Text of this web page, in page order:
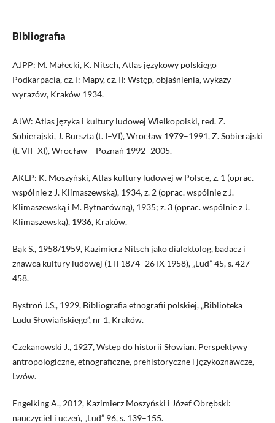
Bibliografia
AJPP: M. Małecki, K. Nitsch, Atlas językowy polskiego
Podkarpacia, cz. I: Mapy, cz. II: Wstęp, objaśnienia, wykazy
wyrazów, Kraków 1934.
AJW: Atlas języka i kultury ludowej Wielkopolski, red. Z.
Sobierajski, J. Burszta (t. I–VI), Wrocław 1979–1991, Z. Sobierajski
(t. VII–XI), Wrocław – Poznań 1992–2005.
AKLP: K. Moszyński, Atlas kultury ludowej w Polsce, z. 1 (oprac.
wspólnie z J. Klimaszewską), 1934, z. 2 (oprac. wspólnie z J.
Klimaszewską i M. Bytnarówną), 1935; z. 3 (oprac. wspólnie z J.
Klimaszewską), 1936, Kraków.
Bąk S., 1958/1959, Kazimierz Nitsch jako dialektolog, badacz i
znawca kultury ludowej (1 II 1874–26 IX 1958), „Lud” 45, s. 427–
458.
Bystroń J.S., 1929, Bibliografia etnografii polskiej, „Biblioteka
Ludu Słowiańskiego”, nr 1, Kraków.
Czekanowski J., 1927, Wstęp do historii Słowian. Perspektywy
antropologiczne, etnograficzne, prehistoryczne i językoznawcze,
Lwów.
Engelking A., 2012, Kazimierz Moszyński i Józef Obrębski:
nauczyciel i uczeń, „Lud” 96, s. 139–155.